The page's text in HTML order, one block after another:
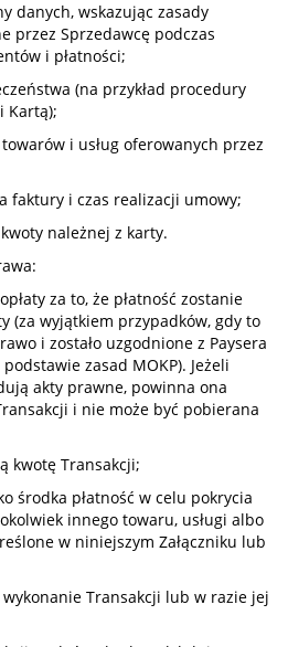
danych, wskazując zasady
przez Sprzedawcę podczas
i płatności;
(na przykład procedury
Kartą);
towarów i usług oferowanych przez
faktury i czas realizacji umowy;
należnej z karty.
za to, że płatność zostanie
(za wyjątkiem przypadków, gdy to
i zostało uzgodnione z Paysera
zasad MOKP). Jeżeli
akty prawne, powinna ona
i nie może być pobierana
kwotę Transakcji;
środka płatność w celu pokrycia
innego towaru, usługi albo
w niniejszym Załączniku lub
wykonanie Transakcji lub w razie jej